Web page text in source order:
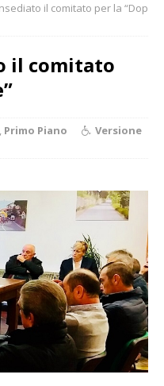
il comitato per la “Dop
il comitato
, Primo Piano
Versione